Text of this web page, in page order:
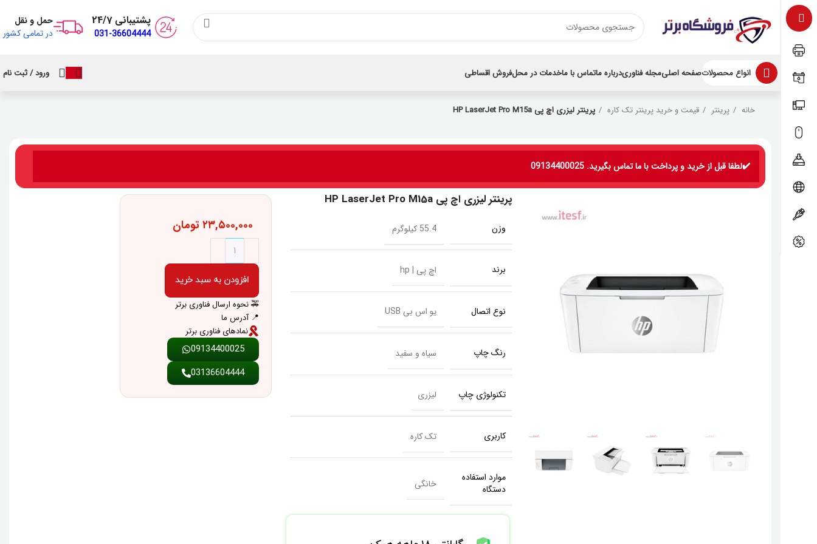
پشتیبانی 24/7
031-36604444
حمل و نقل
در تمامی کشور
انواع محصولاتصفحه اصلیمجله فناوریدرباره ماتماس با ماخدمات در محلفروش اقساطی ورود / ثبت نام
خانه پرینتر قیمت و خرید پرینتر تک کاره پرینتر لیزری اچ پی HP LaserJet Pro M15a
✔️لطفا قبل از خرید و پرداخت با ما تماس بگیرید. 09134400025
پرینتر لیزری اچ پی HP LaserJet Pro M15a
وزن 55.4 کیلوگرم
برند اچ پی | hp
نوع اتصال یو اس بی USB
رنگ چاپ سیاه و سفید
تکنولوژی چاپ لیزری
کاربری تک کاره
موارد استفاده
دستگاه
خانگی
۲۳,۵۰۰,۰۰۰تومان
افزودن به سبد خرید
🚕 نحوه ارسال فناوری برتر
📍 آدرس ما
نمادهای فناوری برتر
09134400025
03136604444